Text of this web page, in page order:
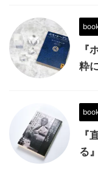
『
粋
『
る』